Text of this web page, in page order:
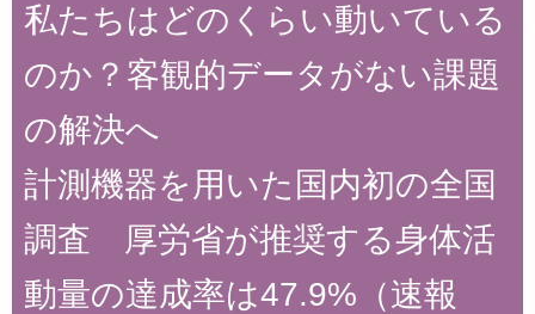
私たちはどのくらい動いている
のか？客観的データがない課題
の解決へ
計測機器を用いた国内初の全国
調査 厚労省が推奨する身体活
動量の達成率は47.9%（速報